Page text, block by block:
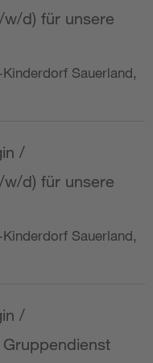
w/d) für unsere
Sauerland,
/
w/d) für unsere
Sauerland,
/